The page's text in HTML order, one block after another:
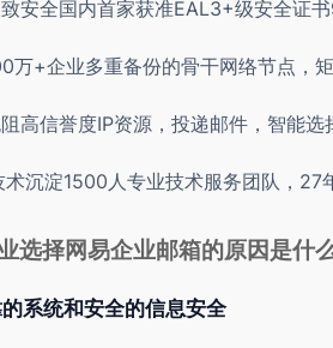
安全国内首家获准EAL3+级安全证
万+企业多重备份的骨干网络节点，
高信誉度IP资源，投递邮件，智能
沉淀1500人专业技术服务团队，27
选择网易企业邮箱的原因是什
系统和安全的信息安全